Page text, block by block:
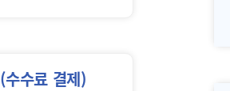
(수수료 결제)